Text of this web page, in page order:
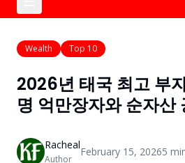
Wealth Top 10
2026년 태국 최고 부
명 억만장자와 순자산
Racheal
Author
February 15, 20265